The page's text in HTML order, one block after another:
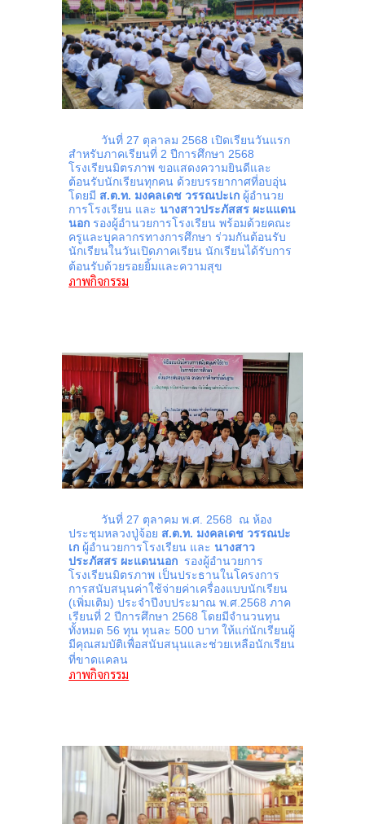
วันที่ 27 ตุลาลม 2568 เปิดเรียนวันแรก
สำหรับภาคเรียนที่ 2 ปีการศึกษา 2568
โรงเรียนมิตรภาพ ขอแสดงความยินดีและ
ต้อนรับนักเรียนทุกคน ด้วยบรรยากาศที่อบอุ่น
โดยมี ส.ต.ท. มงคลเดช วรรณปะเก ผู้อำนวย
การโรงเรียน และนางสาวประภัสสร ผะแแดน
นอก รองผู้อำนวยการโรงเรียน พร้อมด้วยคณะ
ครูและบุคลากรทางการศึกษา ร่วมกันต้อนรับ
นักเรียนในวันเปิดภาคเรียน นักเรียนได้รับการ
ต้อนรับด้วยรอยยิ้มและความสุข
ภาพกิจกรรม
วันที่ 27 ตุลาคม พ.ศ. 2568 ณ ห้อง
ประชุมหลวงปู่จ้อย ส.ต.ท. มงคลเดช วรรณปะ
เก ผู้อำนวยการโรงเรียน และ นางสาว
ประภัสสร ผะแดนนอก รองผู้อำนวยการ
โรงเรียนมิตรภาพ เป็นประธานในโครงการ
การสนับสนุนค่าใช้จ่ายค่าเครื่องแบบนักเรียน
(เพิ่มเติม) ประจำปีงบประมาณ พ.ศ.2568 ภาค
เรียนที่ 2 ปีการศึกษา 2568 โดยมีจำนวนทุน
ทั้งหมด 56 ทุน ทุนละ 500 บาท ให้แก่นักเรียนผู้
มีคุณสมบัติเพื่อสนับสนุนและช่วยเหลือนักเรียน
ที่ขาดแคลน
ภาพกิจกรรม